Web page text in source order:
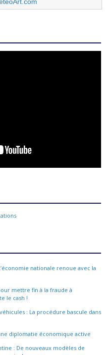
nationale renoue avec la
mettre fin à la fraude à
le cash !
: La procédure bascule dans
diplomatie économique active
: De nouveaux modèles de